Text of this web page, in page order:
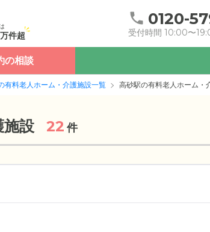
件超
0120-
受付時間 10:00〜
の相談
有料老人ホーム・介護施設一覧 高砂駅の有料老人ホーム・
施設 22 件